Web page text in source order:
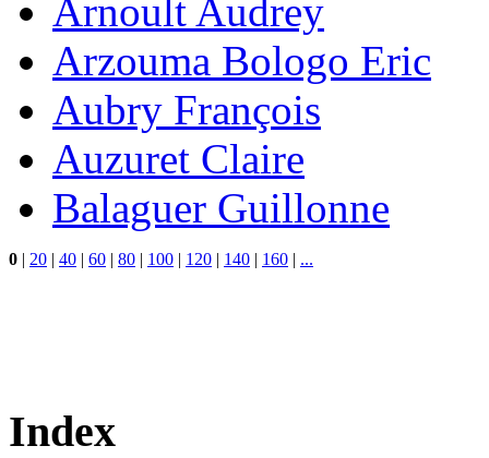
Arnoult Audrey
Arzouma Bologo Eric
Aubry François
Auzuret Claire
Balaguer Guillonne
0 | 20 | 40 | 60 | 80 | 100 | 120 | 140 | 160 | ...
Index